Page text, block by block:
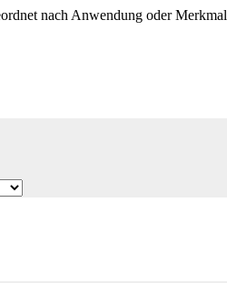
nach Anwendung oder Merkmal